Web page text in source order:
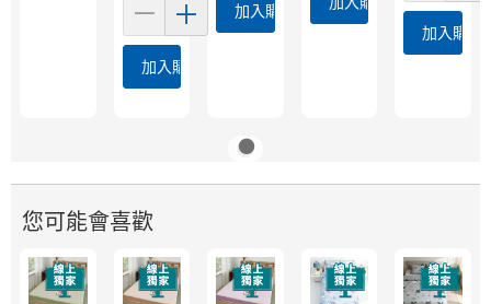
加入購物車
加入購物車
加入購物
您可能會喜歡